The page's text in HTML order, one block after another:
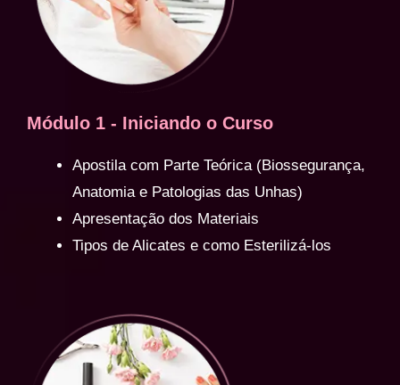
Módulo 1 - Iniciando o Curso
Apostila com Parte Teórica (Biossegurança,
Anatomia e Patologias das Unhas)
Apresentação dos Materiais
Tipos de Alicates e como Esterilizá-los